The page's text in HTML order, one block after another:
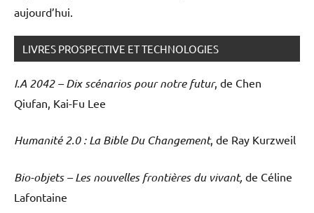
aujourd’hui.
LIVRES PROSPECTIVE ET TECHNOLOGIES
I.A 2042 – Dix scénarios pour notre futur, de Chen
Qiufan, Kai-Fu Lee
Humanité 2.0 : La Bible Du Changement, de Ray Kurzweil
Bio-objets – Les nouvelles frontières du vivant, de Céline
Lafontaine